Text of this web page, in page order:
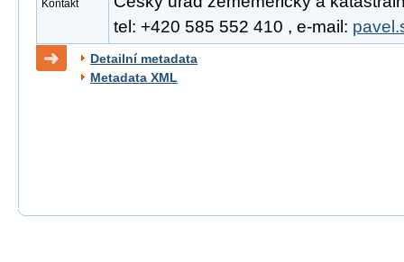
Kontakt
tel: +420 585 552 410 , e-mail:
Detailní metadata
Metadata XML